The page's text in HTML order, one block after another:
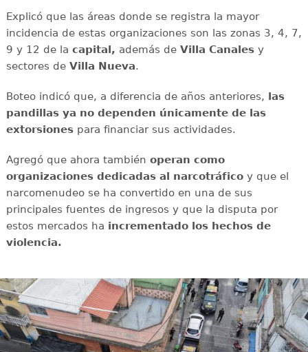
Explicó que las áreas donde se registra la mayor
incidencia de estas organizaciones son las zonas 3, 4, 7,
9 y 12 de la capital, además de Villa Canalesy
sectores de Villa Nueva.
Boteo indicó que, a diferencia de años anteriores, las
pandillas ya no dependen únicamente de las
extorsionespara financiar sus actividades.
Agregó que ahora también operan como
organizaciones dedicadas al narcotráficoy que el
narcomenudeo se ha convertido en una de sus
principales fuentes de ingresos y que la disputa por
estos mercados ha incrementado los hechos de
violencia.